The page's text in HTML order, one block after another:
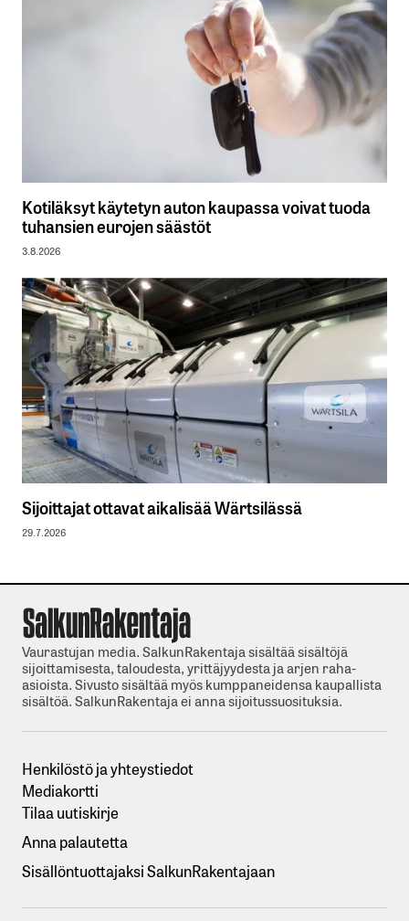
Kotiläksyt käytetyn auton kaupassa voivat tuoda
tuhansien eurojen säästöt
3.8.2026
Sijoittajat ottavat aikalisää Wärtsilässä
29.7.2026
Vaurastujan media. SalkunRakentaja sisältää sisältöjä
sijoittamisesta, taloudesta, yrittäjyydesta ja arjen raha-
asioista. Sivusto sisältää myös kumppaneidensa kaupallista
sisältöä. SalkunRakentaja ei anna sijoitussuosituksia.
Henkilöstö ja yhteystiedot
Mediakortti
Tilaa uutiskirje
Anna palautetta
Sisällöntuottajaksi SalkunRakentajaan